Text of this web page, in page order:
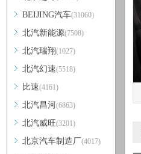
BEIJING汽车(31060)
北汽新能源(7508)
北汽瑞翔(1027)
北汽幻速(5518)
比速(4161)
北汽昌河(6863)
北汽威旺(3201)
北京汽车制造厂(4017)